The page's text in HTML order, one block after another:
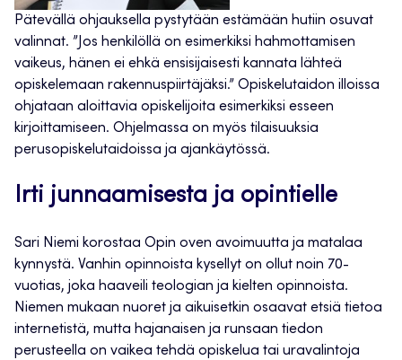
Pätevällä ohjauksella pystytään estämään hutiin osuvat
valinnat. ”Jos henkilöllä on esimerkiksi hahmottamisen
vaikeus, hänen ei ehkä ensisijaisesti kannata lähteä
opiskelemaan rakennuspiirtäjäksi.” Opiskelutaidon illoissa
ohjataan aloittavia opiskelijoita esimerkiksi esseen
kirjoittamiseen. Ohjelmassa on myös tilaisuuksia
perusopiskelutaidoissa ja ajankäytössä.
Irti junnaamisesta ja opintielle
Sari Niemi korostaa Opin oven avoimuutta ja matalaa
kynnystä. Vanhin opinnoista kysellyt on ollut noin 70-
vuotias, joka haaveili teologian ja kielten opinnoista.
Niemen mukaan nuoret ja aikuisetkin osaavat etsiä tietoa
internetistä, mutta hajanaisen ja runsaan tiedon
perusteella on vaikea tehdä opiskelua tai uravalintoja